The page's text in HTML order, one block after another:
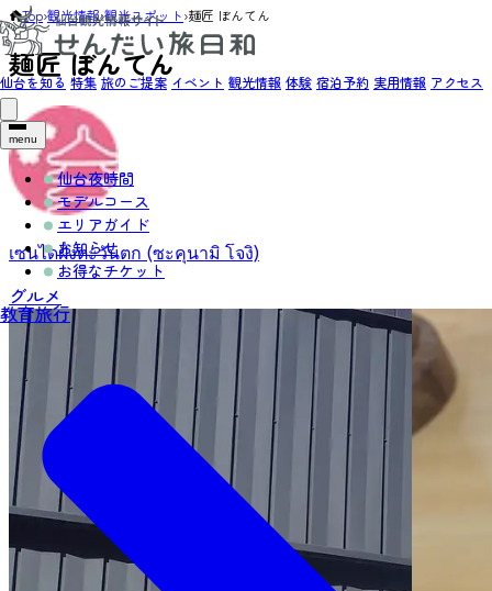
仙台を知る 特集 旅のご提案 イベント 観光情報 体験 宿泊予約 実用情報 アクセス
menu
仙台夜時間
モデルコース
エリアガイド
お知らせ
お得なチケット
教育旅行
Top›観光情報›観光スポット›麺匠 ぼんてん
麺匠 ぼんてん
เซนไดฝั่งตะวันตก (ซะคุนามิ โจงิ)
グルメ